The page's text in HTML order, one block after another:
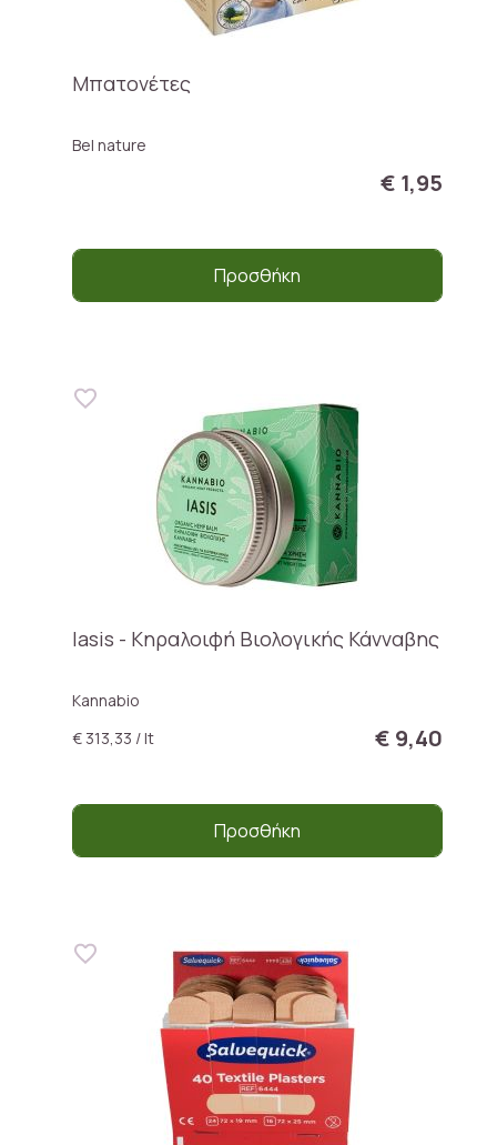
Μπατονέτες
Bel nature
€ 1,95
Προσθήκη
Iasis - Κηραλοιφή Βιολογικής Κάνναβης
Kannabio
€ 313,33 / lt
€ 9,40
Προσθήκη